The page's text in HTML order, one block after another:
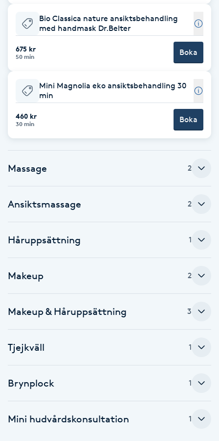
Damklippning
Diamantslipning
Extensions borttagning
Faceliftmassage
Fet hårbotten
Fibromassage
Fillers
Fotmassage
Bio Classica nature ansiktsbehandling
med handmask Dr.Belter
675 kr
50 min Boka
Mini Magnolia eko ansiktsbehandling 30
min
460 kr
30 min Boka
Massage 2
Ansiktsmassage 2
Håruppsättning 1
Makeup 2
Makeup & Håruppsättning 3
Tjejkväll 1
Brynplock 1
Mini hudvårdskonsultation 1